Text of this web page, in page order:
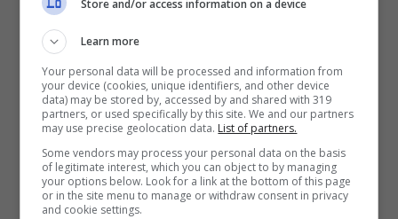
promozione e retrocessione. Con i
soldi di mezzo, ovviamente, ma a
volte anche senza. In seconda
divisione esiste un’antica legge
bronzea secondo la quale le
squadre che si affrontano all’ultima
giornata sono d’accordo fin dal
giorno del sorteggio: i punti a chi
Store and/or access information on a device
Learn more
Your personal data will be processed and information from
your device (cookies, unique identifiers, and other device
data) may be stored by, accessed by and shared with 319
partners, or used specifically by this site. We and our partners
may use precise geolocation data. List of partners.
Some vendors may process your personal data on the basis
of legitimate interest, which you can object to by managing
your options below. Look for a link at the bottom of this page
or in the site menu to manage or withdraw consent in privacy
and cookie settings.